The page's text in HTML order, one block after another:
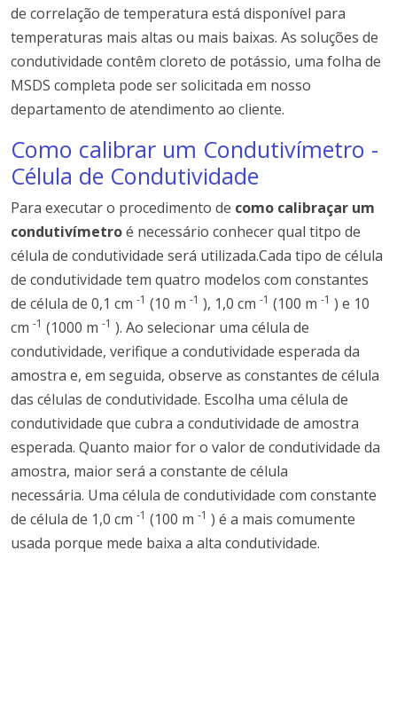
de correlação de temperatura está disponível para
temperaturas mais altas ou mais baixas. As soluções de
condutividade contêm cloreto de potássio, uma folha de
MSDS completa pode ser solicitada em nosso
departamento de atendimento ao cliente.
Como calibrar um Condutivímetro -
Célula de Condutividade
Para executar o procedimento de como calibraçar um
condutivímetroé necessário conhecer qual titpo de
célula de condutividade será utilizada.Cada tipo de célula
de condutividade tem quatro modelos com constantes
de célula de 0,1 cm -1 (10 m -1 ), 1,0 cm -1 (100 m -1 ) e 10
cm -1 (1000 m -1 ). Ao selecionar uma célula de
condutividade, verifique a condutividade esperada da
amostra e, em seguida, observe as constantes de célula
das células de condutividade. Escolha uma célula de
condutividade que cubra a condutividade de amostra
esperada. Quanto maior for o valor de condutividade da
amostra, maior será a constante de célula
necessária. Uma célula de condutividade com constante
de célula de 1,0 cm -1 (100 m -1 ) é a mais comumente
usada porque mede baixa a alta condutividade.